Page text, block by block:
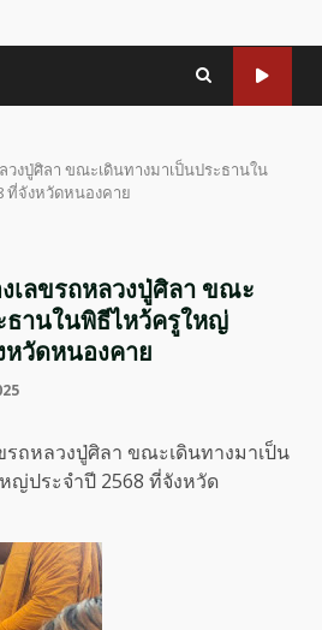
งปู่ศิลา ขณะเดินทางมาเป็นประธานใน
ที่จังหวัดหนองคาย
เลขรถหลวงปู่ศิลา ขณะ
ธานในพิธีไหว้ครูใหญ่
หวัดหนองคาย
ถหลวงปู่ศิลา ขณะเดินทางมาเป็น
ญ่ประจำปี 2568 ที่จังหวัด